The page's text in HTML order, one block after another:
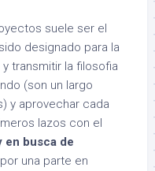
suele ser el
designado para la
transmitir la filosofia
(son un largo
y aprovechar cada
lazos con el
en busca de
una parte en